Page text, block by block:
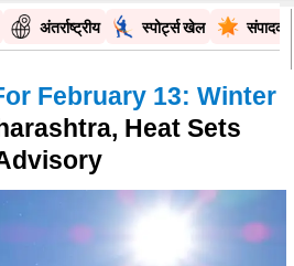
अंतर्राष्ट्रीय स्पोर्ट्स खेल
February 13: Winter
Heat Sets